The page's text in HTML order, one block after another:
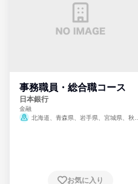
事務職員・総合職コース
日本銀行
金融
北海道、青森県、岩手県、宮城県、秋田
崎県、熊本県、大分県、宮崎県、鹿児島県、
お気に入り